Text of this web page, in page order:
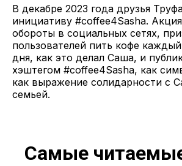
В декабре 2023 года друзья
инициативу #coffee4Sasha.
обороты в социальных сетях,
пользователей пить кофе
дня, как это делал Саша, и
хэштегом #coffee4Sasha, как
как выражение солидарности с
семьей.
Самые